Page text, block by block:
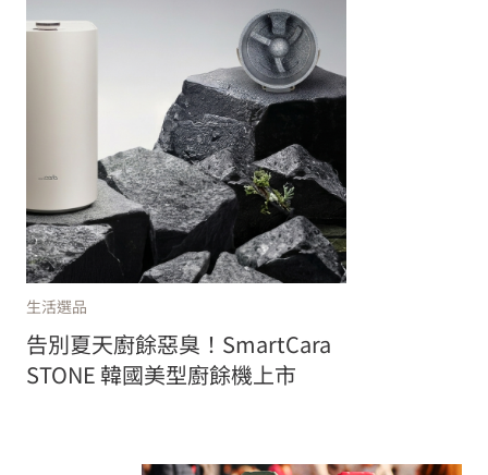
生活選品
告別夏天廚餘惡臭！SmartCara
STONE 韓國美型廚餘機上市